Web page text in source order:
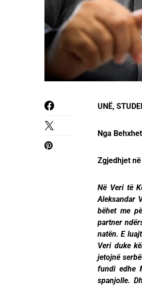
UNË,
Nga
Zgjedhjet
Në Veri të
Aleksandar
bëhet me
partner
natën. E
Veri duke
jetojnë
fundi edhe
spanjolle.